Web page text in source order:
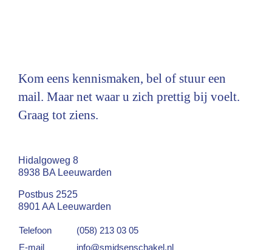
Kom eens kennismaken, bel of stuur een
mail. Maar net waar u zich prettig bij voelt.
Graag tot ziens.
Hidalgoweg 8
8938 BA Leeuwarden
Postbus 2525
8901 AA Leeuwarden
Telefoon
(058) 213 03 05
E-mail
info@smidsenschakel.nl